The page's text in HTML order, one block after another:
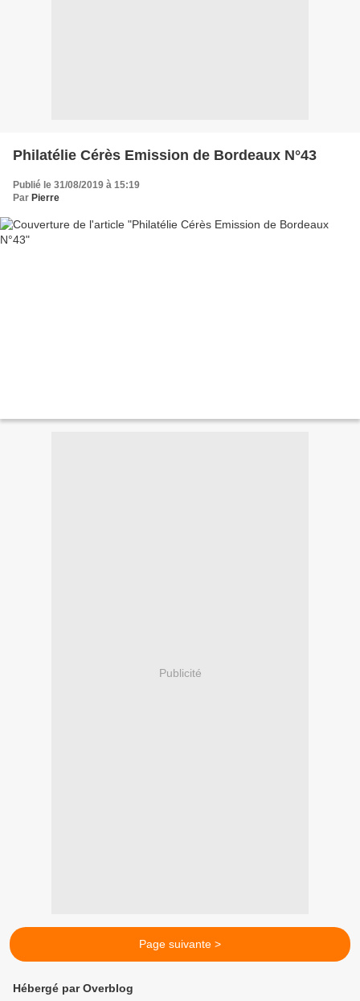
Philatélie Cérès Emission de Bordeaux N°43
Publié le 31/08/2019 à 15:19
Par Pierre
Publicité
Page suivante >
Hébergé par Overblog